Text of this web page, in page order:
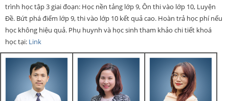
trình học tập 3 giai đoạn: Học nền tảng lớp 9, Ôn thi vào lớp 10, Luyện
Đề. Bứt phá điểm lớp 9, thi vào lớp 10 kết quả cao. Hoàn trả học phí nếu
học không hiệu quả. Phụ huynh và học sinh tham khảo chi tiết khoá
học tại: Link